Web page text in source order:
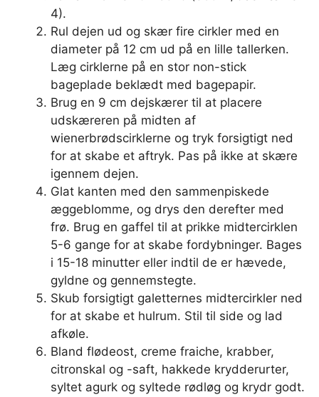
4).
Rul dejen ud og skær fire cirkler med en
diameter på 12 cm ud på en lille tallerken.
Læg cirklerne på en stor non-stick
bageplade beklædt med bagepapir.
Brug en 9 cm dejskærer til at placere
udskæreren på midten af ​​
wienerbrødscirklerne og tryk forsigtigt ned
for at skabe et aftryk. Pas på ikke at skære
igennem dejen.
Glat kanten med den sammenpiskede
æggeblomme, og drys den derefter med
frø. Brug en gaffel til at prikke midtercirklen
5-6 gange for at skabe fordybninger. Bages
i 15-18 minutter eller indtil de er hævede,
gyldne og gennemstegte.
Skub forsigtigt galetternes midtercirkler ned
for at skabe et hulrum. Stil til side og lad
afkøle.
Bland flødeost, creme fraiche, krabber,
citronskal og -saft, hakkede krydderurter,
syltet agurk og syltede rødløg og krydr godt.